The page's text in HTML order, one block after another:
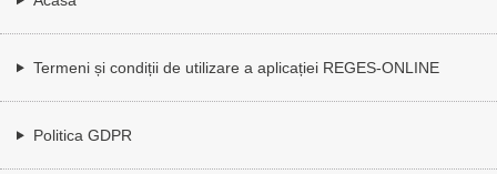
Termeni și condiții de utilizare a aplicației REGES-ONLINE
Politica GDPR